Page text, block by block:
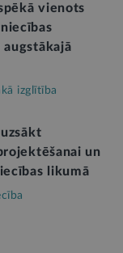
vienots
augstākajā
izglītība
uzsākt
un
likumā